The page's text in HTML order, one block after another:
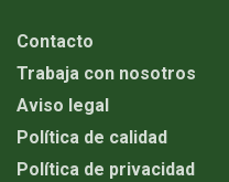
Contacto
Trabaja con nosotros
Aviso legal
Política de calidad
Política de privacidad